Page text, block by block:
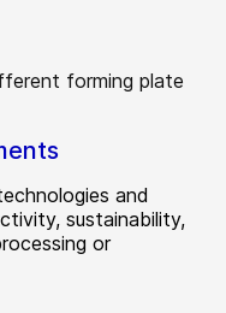
and
sustainability,
or